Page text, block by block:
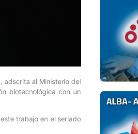
adscrita al Ministerio del
biotecnológica con un
trabajo en el seriado